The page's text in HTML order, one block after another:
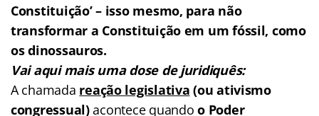
Constituição’ – isso mesmo, para não
transformar a Constituição em um fóssil, como
os dinossauros.
Vai aqui mais uma dose de juridiquês:
A chamada reação legislativa (ou ativismo
congressual)acontece quandoo Poder